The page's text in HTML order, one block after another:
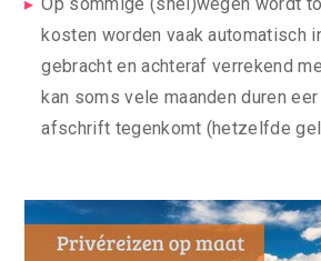
Op sommige (snel)wegen wordt
kosten worden vaak automatisch
gebracht en achteraf verrekend
kan soms vele maanden duren
afschrift tegenkomt (hetzelfde